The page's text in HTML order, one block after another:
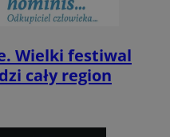
Wielki festiwal
cały region